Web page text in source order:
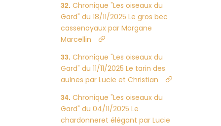
Chronique "Les oiseaux du
Gard" du 18/11/2025 Le gros bec
cassenoyaux par Morgane
Marcellin
Chronique "Les oiseaux du
Gard" du 11/11/2025 Le tarin des
aulnes par Lucie et Christian
Chronique "Les oiseaux du
Gard" du 04/11/2025 Le
chardonneret élégant par Lucie